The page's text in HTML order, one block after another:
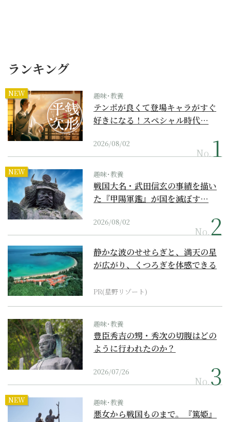
ランキング
NEW 趣味･教養
テンポが良くて登場キャラがすぐ
好きになる！スペシャル時代…
2026/08/02
No.
NEW 趣味･教養
戦国大名・武田信玄の事績を描い
た『甲陽軍鑑』が国を滅ぼす…
2026/08/02
No.
静かな波のせせらぎと、満天の星
が広がり、くつろぎを体感できる
PR(星野リゾート)
趣味･教養
豊臣秀吉の甥・秀次の切腹はどの
ように行われたのか？
2026/07/26
No.
NEW 趣味･教養
悪女から戦国ものまで。『篤姫』